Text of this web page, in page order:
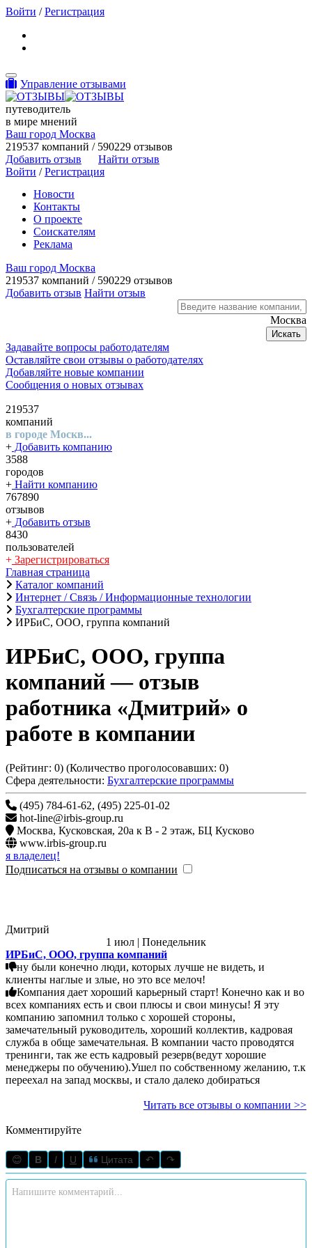
Войти /Регистрация
Toggle navigation
Управление отзывами
путеводитель
в мире мнений
Ваш город Москва
219537 компаний / 590229 отзывов
Добавить отзыв
Найти отзыв
Войти /Регистрация
Новости
Контакты
О проекте
Соискателям
Реклама
Ваш город Москва
219537 компаний / 590229 отзывов
Добавить отзыв Найти отзыв
Москва
Искать
Задавайте вопросы работодателям
Оставляйте свои отзывы о работодателях
Добавляйте новые компании
Сообщения о новых отзывах
219537
компаний
в городе Москв...
+ Добавить компанию
3588
городов
+ Найти компанию
767890
отзывов
+ Добавить отзыв
8430
пользователей
+ Зарегистрироваться
Главная страница
Каталог компаний
Интернет / Связь / Информационные технологии
Бухгалтерские программы
ИРБиС, ООО, группа компаний
ИРБиС, ООО, группа
компаний— отзыв
работника «Дмитрий» о
работе в компании
(Рейтинг: 0) (Количество проголосовавших: 0)
Сфера деятельности: Бухгалтерские программы
(495) 784-61-62, (495) 225-01-02
hot-line@irbis-group.ru
Москва,
Кусковская, 20а к В - 2 этаж, БЦ Кусково
www.irbis-group.ru
я владелец!
Подписаться на отзывы о компании
Дмитрий
1 июл | Понедельник
ИРБиС, ООО, группа компаний
ну были конечно люди, которых лучше не видеть, и
клиенты наглые и злые, но это все мелоч!
Компания дает хороший карьерный старт! Конечно как и во
всех компаниях есть и свои плюсы и свои минусы! Я эту
компанию запомнил только с хорошей стороны,
замечательный руководитель, хороший коллектив, кадровая
служба в обще замечательная. В компании часто проводятся
тренинги, так же есть кадровый резерв(ведут хорошие
менеджеры по обучению).Ушел по собственному желанию, т.к
переехал на запад москвы, и стало далеко добираться
Читать все отзывы о компании >>
Комментируйте
😊 B I U Цитата ↶ ↷